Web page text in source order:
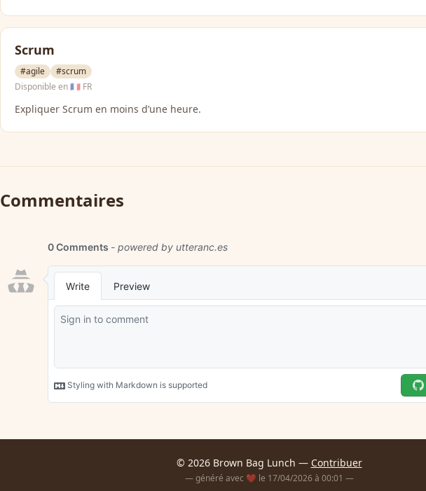
Scrum
#agile
#scrum
Disponible en🇫🇷 FR
Expliquer Scrum en moins d’une heure.
Commentaires
© 2026 Brown Bag Lunch — Contribuer
— généré avec ❤️ le 17/04/2026 à 00:01 —